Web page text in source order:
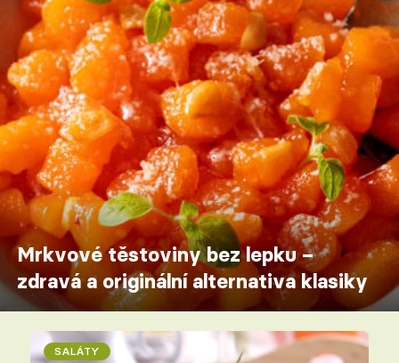
Mrkvové těstoviny bez lepku –
zdravá a originální alternativa klasiky
SALÁTY